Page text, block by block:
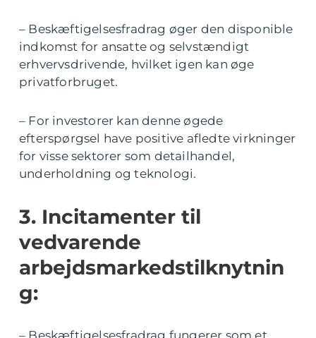
– Beskæftigelsesfradrag øger den disponible
indkomst for ansatte og selvstændigt
erhvervsdrivende, hvilket igen kan øge
privatforbruget.
– For investorer kan denne øgede
efterspørgsel have positive afledte virkninger
for visse sektorer som detailhandel,
underholdning og teknologi.
3. Incitamenter til
vedvarende
arbejdsmarkedstilknytnin
g: